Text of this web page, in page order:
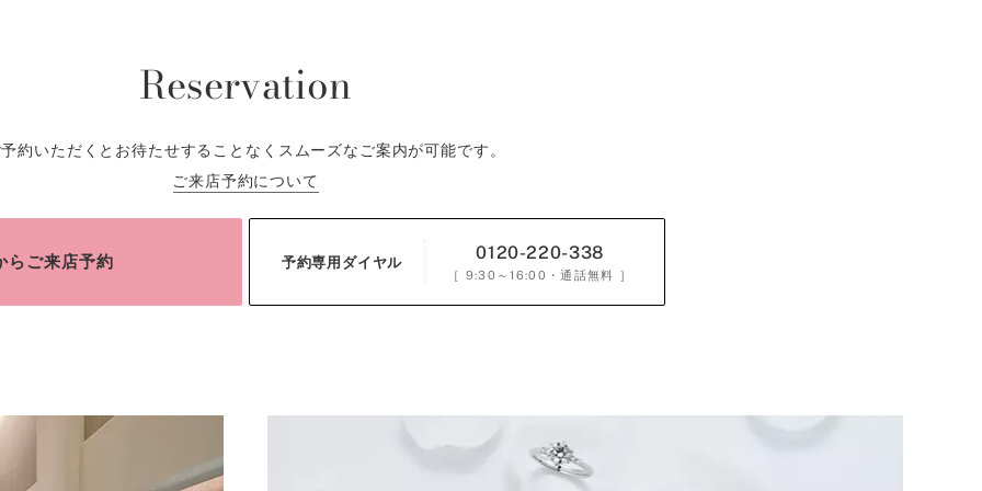
Reservation
約いただくとお待たせすることなくスムーズなご案内が可能です。
ご来店予約について
らご来店予約 予約専用ダイヤル 0120-220-338
［ 9:30～16:00 ・通話無料 ］